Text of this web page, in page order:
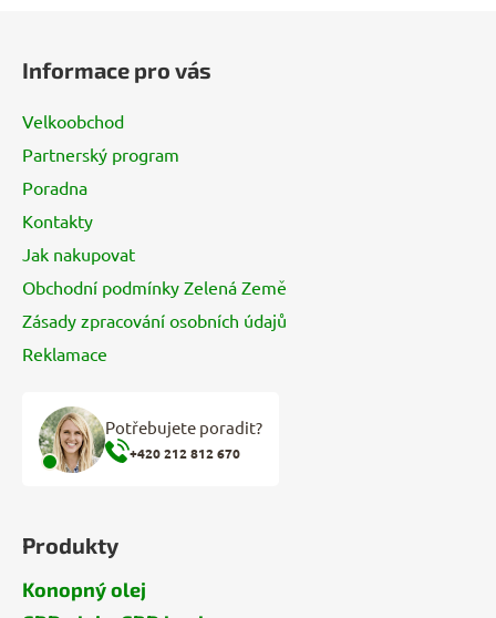
Informace pro vás
Velkoobchod
Partnerský program
Poradna
Kontakty
Jak nakupovat
Obchodní podmínky Zelená Země
Zásady zpracování osobních údajů
Reklamace
Potřebujete poradit?
+420 212 812 670
Produkty
Konopný olej